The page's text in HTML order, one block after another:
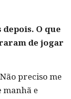
O que
de jogar
preciso me
e